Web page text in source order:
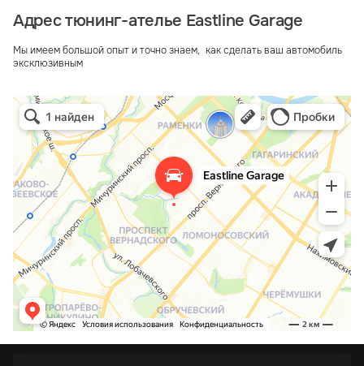
Адрес тюнинг-ателье Eastline Garage
Мы имеем большой опыт и точно знаем, как сделать ваш автомобиль
эксклюзивным